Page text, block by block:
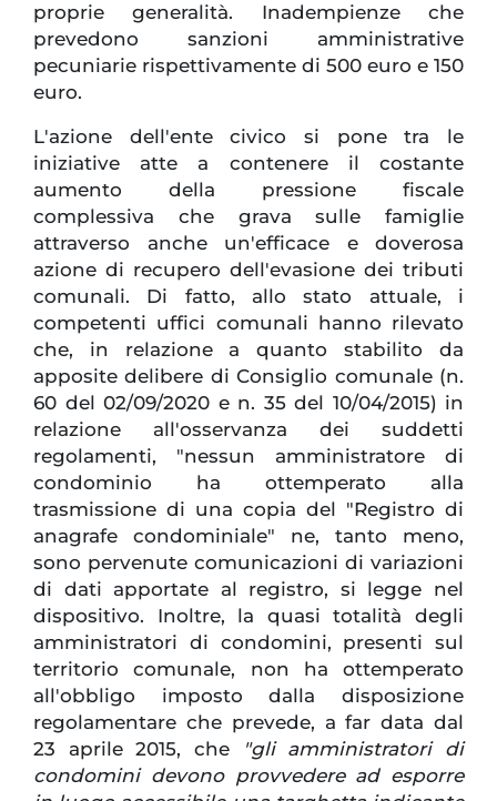
proprie generalità. Inadempienze che
prevedono sanzioni amministrative
pecuniarie rispettivamente di 500 euro e 150
euro.
L'azione dell'ente civico si pone tra le
iniziative atte a contenere il costante
aumento della pressione fiscale
complessiva che grava sulle famiglie
attraverso anche un'efficace e doverosa
azione di recupero dell'evasione dei tributi
comunali. Di fatto, allo stato attuale, i
competenti uffici comunali hanno rilevato
che, in relazione a quanto stabilito da
apposite delibere di Consiglio comunale (n.
60 del 02/09/2020 e n. 35 del 10/04/2015) in
relazione all'osservanza dei suddetti
regolamenti, "nessun amministratore di
condominio ha ottemperato alla
trasmissione di una copia del "Registro di
anagrafe condominiale" ne, tanto meno,
sono pervenute comunicazioni di variazioni
di dati apportate al registro, si legge nel
dispositivo. Inoltre, la quasi totalità degli
amministratori di condomini, presenti sul
territorio comunale, non ha ottemperato
all'obbligo imposto dalla disposizione
regolamentare che prevede, a far data dal
23 aprile 2015, che "gli amministratori di
condomini devono provvedere ad esporre